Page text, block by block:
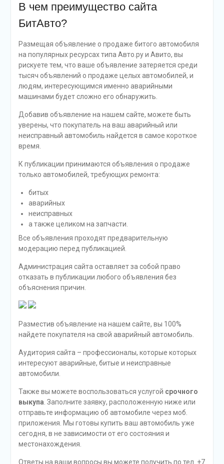
В чем преимущество сайта
БитАвто?
Размещая объявление о продаже битого автомобиля
на популярных ресурсах типа Авто.ру и Авито, вы
рискуете тем, что ваше объявление затеряется среди
тысяч объявлений о продаже целых автомобилей, и
людям, интересующимся именно аварийными
машинами будет сложно его обнаружить.
Добавив объявление на нашем сайте, можете быть
уверены, что покупатель на ваш аварийный или
неисправный автомобиль найдется в самое короткое
время.
К публикации принимаются объявления о продаже
только автомобилей, требующих ремонта:
битых
аварийных
неисправных
а также целиком на запчасти.
Все объявления проходят предварительную
модерацию перед публикацией.
Администрация сайта оставляет за собой право
отказать в публикации любого объявления без
объяснения причин.
Разместив объявление на нашем сайте, вы 100%
найдете покупателя на свой аварийный автомобиль.
Аудитория сайта – профессионалы, которые которых
интересуют аварийные, битые и неисправные
автомобили.
Также вы можете воспользоваться услугой срочного
выкупа. Заполните заявку, расположенную ниже или
отправьте информацию об автомобиле через моб.
приложения. Мы готовы купить ваш автомобиль уже
сегодня, в не зависимости от его состояния и
местонахождения.
Ответы на ваши вопросы вы можете получить по тел. +7